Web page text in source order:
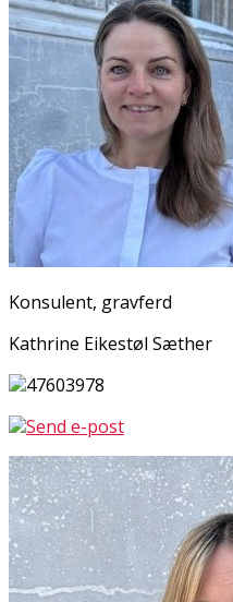
Konsulent, gravferd
Kathrine Eikestøl Sæther
47603978
Send e-post